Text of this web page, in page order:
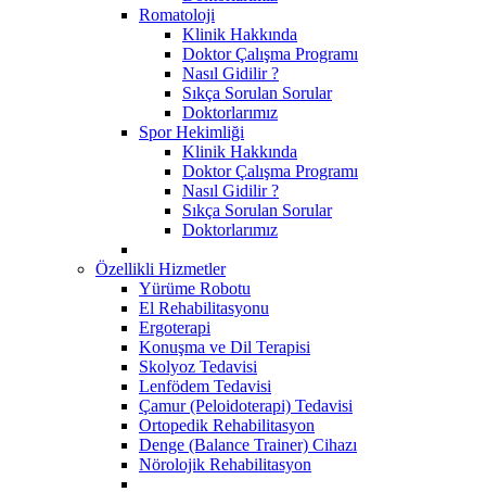
Romatoloji
Klinik Hakkında
Doktor Çalışma Programı
Nasıl Gidilir ?
Sıkça Sorulan Sorular
Doktorlarımız
Spor Hekimliği
Klinik Hakkında
Doktor Çalışma Programı
Nasıl Gidilir ?
Sıkça Sorulan Sorular
Doktorlarımız
Özellikli Hizmetler
Yürüme Robotu
El Rehabilitasyonu
Ergoterapi
Konuşma ve Dil Terapisi
Skolyoz Tedavisi
Lenfödem Tedavisi
Çamur (Peloidoterapi) Tedavisi
Ortopedik Rehabilitasyon
Denge (Balance Trainer) Cihazı
Nörolojik Rehabilitasyon